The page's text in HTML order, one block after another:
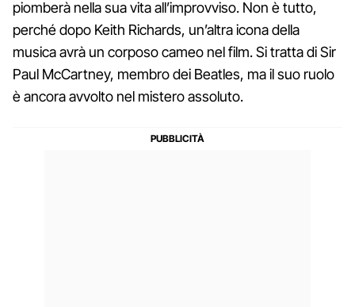
piomberà nella sua vita all’improvviso. Non è tutto,
perché dopo Keith Richards, un’altra icona della
musica avrà un corposo cameo nel film. Si tratta di Sir
Paul McCartney, membro dei Beatles, ma il suo ruolo
è ancora avvolto nel mistero assoluto.